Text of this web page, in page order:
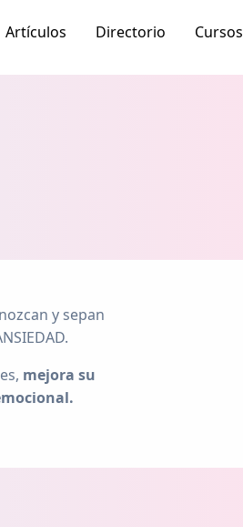
Artículos Directorio Cursos
y sepan
mejora su